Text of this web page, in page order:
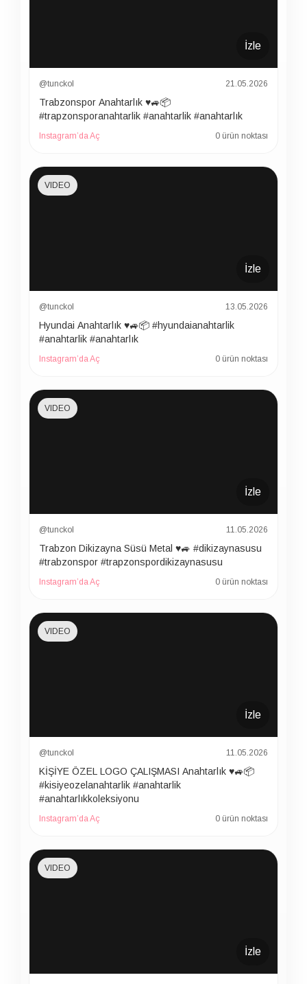
İzle
@tunckol 21.05.2026
Trabzonspor Anahtarlık ♥️🚙📦
#trapzonsporanahtarlik #anahtarlik #anahtarlık
Instagram’da Aç 0 ürün noktası
İzle
VIDEO
@tunckol 13.05.2026
Hyundai Anahtarlık ♥️🚙📦 #hyundaianahtarlik
#anahtarlik #anahtarlık
Instagram’da Aç 0 ürün noktası
İzle
VIDEO
@tunckol 11.05.2026
Trabzon Dikizayna Süsü Metal ♥️🚙 #dikizaynasusu
#trabzonspor #trapzonspordikizaynasusu
Instagram’da Aç 0 ürün noktası
İzle
VIDEO
@tunckol 11.05.2026
KİŞİYE ÖZEL LOGO ÇALIŞMASI Anahtarlık ♥️🚙📦
#kisiyeozelanahtarlik #anahtarlik
#anahtarlıkkoleksiyonu
Instagram’da Aç 0 ürün noktası
İzle
VIDEO